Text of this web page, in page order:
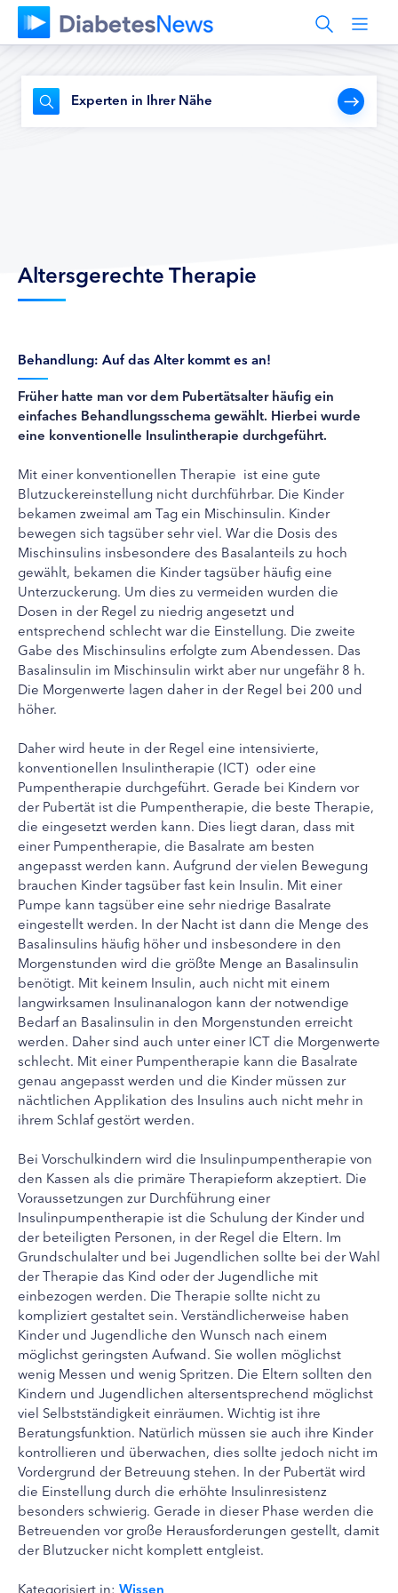
Experten in Ihrer Nähe
Altersgerechte Therapie
Behandlung: Auf das Alter kommt es an!
Früher hatte man vor dem Pubertätsalter häufig ein
einfaches Behandlungsschema gewählt. Hierbei wurde
eine konventionelle Insulintherapie durchgeführt.
Mit einer konventionellen Therapie ist eine gute
Blutzuckereinstellung nicht durchführbar. Die Kinder
bekamen zweimal am Tag ein Mischinsulin. Kinder
bewegen sich tagsüber sehr viel. War die Dosis des
Mischinsulins insbesondere des Basalanteils zu hoch
gewählt, bekamen die Kinder tagsüber häufig eine
Unterzuckerung. Um dies zu vermeiden wurden die
Dosen in der Regel zu niedrig angesetzt und
entsprechend schlecht war die Einstellung. Die zweite
Gabe des Mischinsulins erfolgte zum Abendessen. Das
Basalinsulin im Mischinsulin wirkt aber nur ungefähr 8 h.
Die Morgenwerte lagen daher in der Regel bei 200 und
höher.
Daher wird heute in der Regel eine intensivierte,
konventionellen Insulintherapie (ICT) oder eine
Pumpentherapie durchgeführt. Gerade bei Kindern vor
der Pubertät ist die Pumpentherapie, die beste Therapie,
die eingesetzt werden kann. Dies liegt daran, dass mit
einer Pumpentherapie, die Basalrate am besten
angepasst werden kann. Aufgrund der vielen Bewegung
brauchen Kinder tagsüber fast kein Insulin. Mit einer
Pumpe kann tagsüber eine sehr niedrige Basalrate
eingestellt werden. In der Nacht ist dann die Menge des
Basalinsulins häufig höher und insbesondere in den
Morgenstunden wird die größte Menge an Basalinsulin
benötigt. Mit keinem Insulin, auch nicht mit einem
langwirksamen Insulinanalogon kann der notwendige
Bedarf an Basalinsulin in den Morgenstunden erreicht
werden. Daher sind auch unter einer ICT die Morgenwerte
schlecht. Mit einer Pumpentherapie kann die Basalrate
genau angepasst werden und die Kinder müssen zur
nächtlichen Applikation des Insulins auch nicht mehr in
ihrem Schlaf gestört werden.
Bei Vorschulkindern wird die Insulinpumpentherapie von
den Kassen als die primäre Therapieform akzeptiert. Die
Voraussetzungen zur Durchführung einer
Insulinpumpentherapie ist die Schulung der Kinder und
der beteiligten Personen, in der Regel die Eltern. Im
Grundschulalter und bei Jugendlichen sollte bei der Wahl
der Therapie das Kind oder der Jugendliche mit
einbezogen werden. Die Therapie sollte nicht zu
kompliziert gestaltet sein. Verständlicherweise haben
Kinder und Jugendliche den Wunsch nach einem
möglichst geringsten Aufwand. Sie wollen möglichst
wenig Messen und wenig Spritzen. Die Eltern sollten den
Kindern und Jugendlichen altersentsprechend möglichst
viel Selbstständigkeit einräumen. Wichtig ist ihre
Beratungsfunktion. Natürlich müssen sie auch ihre Kinder
kontrollieren und überwachen, dies sollte jedoch nicht im
Vordergrund der Betreuung stehen. In der Pubertät wird
die Einstellung durch die erhöhte Insulinresistenz
besonders schwierig. Gerade in dieser Phase werden die
Betreuenden vor große Herausforderungen gestellt, damit
der Blutzucker nicht komplett entgleist.
Kategorisiert in: Wissen